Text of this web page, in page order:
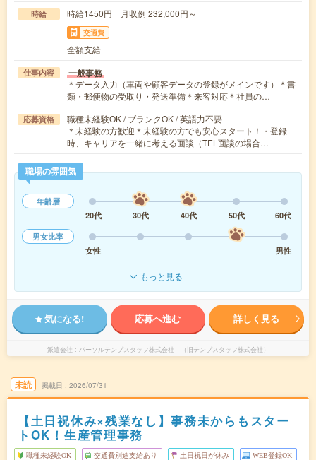
時給 時給1450円 月収例 232,000円～
交通費
全額支給
仕事内容 一般事務
＊データ入力（車両や顧客データの登録がメインです）＊書
類・郵便物の受取り・発送準備＊来客対応＊社員の…
応募資格
職種未経験OK / ブランクOK / 英語力不要
＊未経験の方歓迎＊未経験の方でも安心スタート！・登録
時、キャリアを一緒に考える面談（TEL面談の場合…
職場の雰囲気
年齢層
20代
30代 40代 50代
60代
男女比率
女性
男性
もっと見る
気になる! 応募へ進む 詳しく見る
派遣会社 パーソルテンプスタッフ株式会社 （旧テンプスタッフ株式会社）
未読 掲載日 2026/07/31
【土日祝休み×残業なし】事務未からもスター
トOK！生産管理事務
職種未経験OK 交通費別途支給あり 土日祝日が休み WEB登録OK